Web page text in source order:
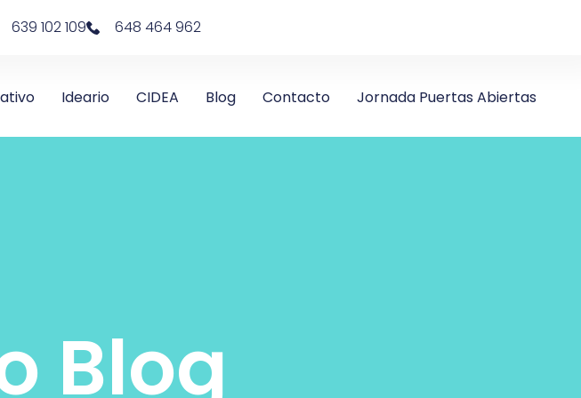
639 102 109 648 464 962
Ideario CIDEA Blog Contacto Jornada Puertas Abiertas
Blog